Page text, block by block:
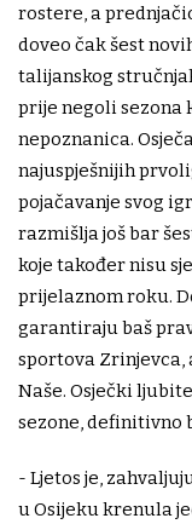
rostere, a
doveo čak šest
talijanskog
prije negoli sezona
nepoznanica.
najuspješnijih
pojačavanje svog
razmišlja još bar
koje također nisu
prijelaznom roku.
garantiraju baš
sportova
Naše. Osječki
sezone, definitivno
- Ljetos je,
u Osijeku krenula